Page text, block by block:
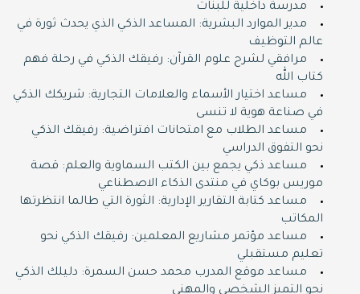
مدرسة داخلية للبنات
مدير الموارد البشرية: المساعد الذكي الذي يحدث ثورة في
عالم التوظيف
مرافقي لشرح علوم القرآن: رفيقك الذكي في رحلة فهم
كتاب الله
مساعد اختيار الأسماء والعلامات التجارية: شريكك الذكي
في صناعة هوية لا تنسى
مساعد الطلاب مع امتحانات افتراضية: رفيقك الذكي
نحو التفوق الدراسي
مساعد ذكي يجمع بين الكتب السماوية والعلم: قصة
موريس بوكاي في منتدى الذكاء الاصطناعي
مساعد كتابة التقارير الإدارية: الثورة التي طالما انتظرتها
المكاتب
مساعد مؤتمر مشاريع المعلمين: رفيقك الذكي نحو
تعليم مستقبلي
مساعد موقع المدرب محمد حسن السمرة: دليلك الذكي
نحو التميز الشخصي والمهني